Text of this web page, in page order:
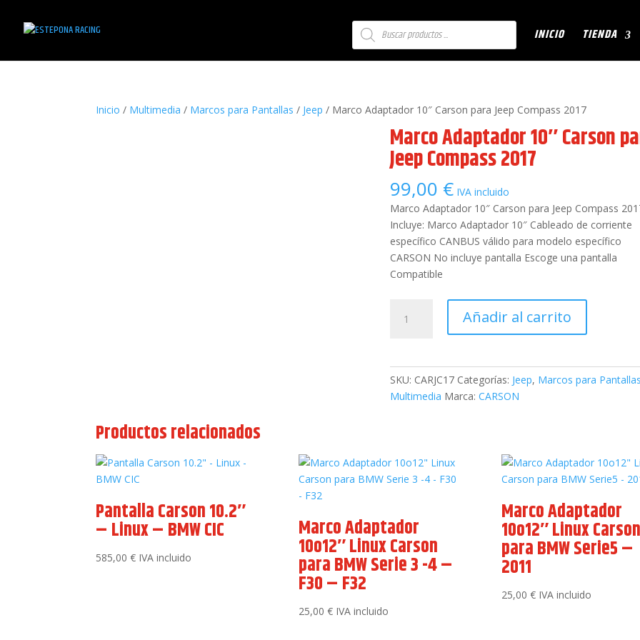
Búsqueda
de
productos
INICIO TIENDA
Inicio / Multimedia / Marcos para Pantallas / Jeep / Marco Adaptador 10″ Carson para Jeep Compass 2017
Marco Adaptador 10″ Carson
Jeep Compass 2017
99,00 € IVA incluido
Marco Adaptador 10″ Carson para Jeep Compass
Incluye: Marco Adaptador 10″ Cableado de corriente
específico CANBUS válido para modelo específico
CARSON No incluye pantalla Escoge una pantalla
Compatible
Adaptador
Jeep
Añadir al carrito
SKU: CARJC17 Categorías: Jeep, Marcos para Pantallas
Multimedia Marca:CARSON
Productos relacionados
Pantalla Carson 10.2″
– Linux – BMW CIC
585,00€ IVA incluido
Marco Adaptador
10o12″ Linux Carson
para BMW Serie 3 -4 –
F30 – F32
25,00 € IVA incluido
Marco Adaptador
10o12″ Linux Carson
para BMW Serie5 –
2011
25,00 € IVA incluido